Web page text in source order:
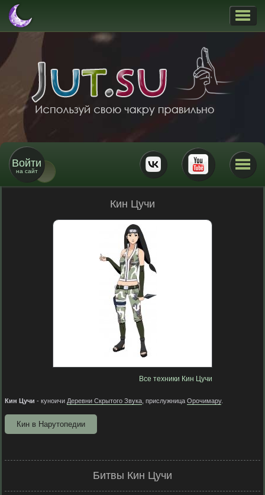
Войти
на сайт
Кин Цучи
Все техники Кин Цучи
Кин Цучи - куноичи Деревни Скрытого Звука , прислужница Орочимару.
Кин в Нарутопедии
Битвы Кин Цучи